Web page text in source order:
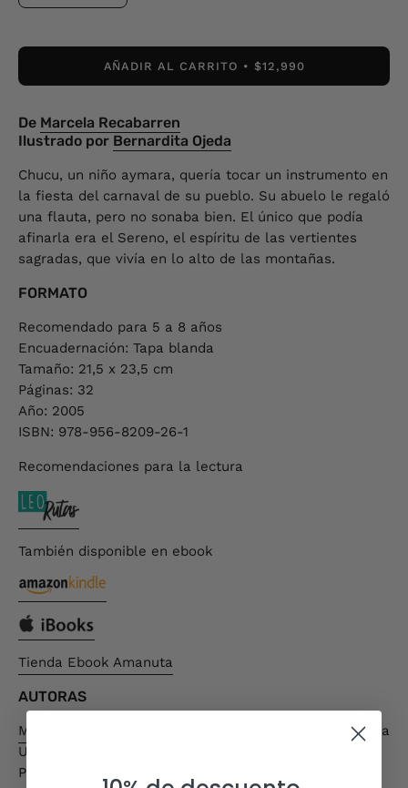
AÑADIR AL CARRITO $12,990
De Marcela Recabarren
Ilustrado por Bernardita Ojeda
Chucu, un niño aymara, quería tocar un instrumento en
la fiesta del carnaval de su pueblo. Su abuelo le regaló
una flauta, pero no sonaba bien. El único que podía
afinarla era el Sereno, el espíritu de las vertientes
sagradas, que vivía en lo alto de las montañas.
FORMATO
Recomendado para 5 a 8 años
Encuadernación: Tapa blanda
Tamaño: 21,5 x 23,5 cm
Páginas: 32
Año: 2005
ISBN: 978-956-8209-26-1
Recomendaciones para la lectura
También disponible en ebook
Tienda Ebook Amanuta
AUTORAS
Marcela Recabarren
estudió periodismo en la Pontificia
Universidad Católica de Chile. Trabajaba en revista
Paula y es autora de La niña de la calavera (2004), El